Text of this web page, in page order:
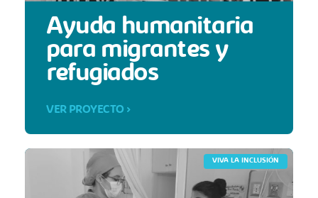
Ayuda humanitaria
para migrantes y
refugiados
VER PROYECTO >
VIVA LA INCLUSIÓN